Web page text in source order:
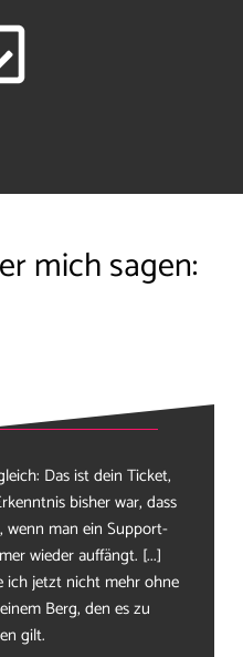
mich sagen:
Das ist dein Ticket,
bisher war, dass
wenn man ein Support-
wieder auffängt. [...]
ich jetzt nicht mehr ohne
Berg, den es zu
gilt.